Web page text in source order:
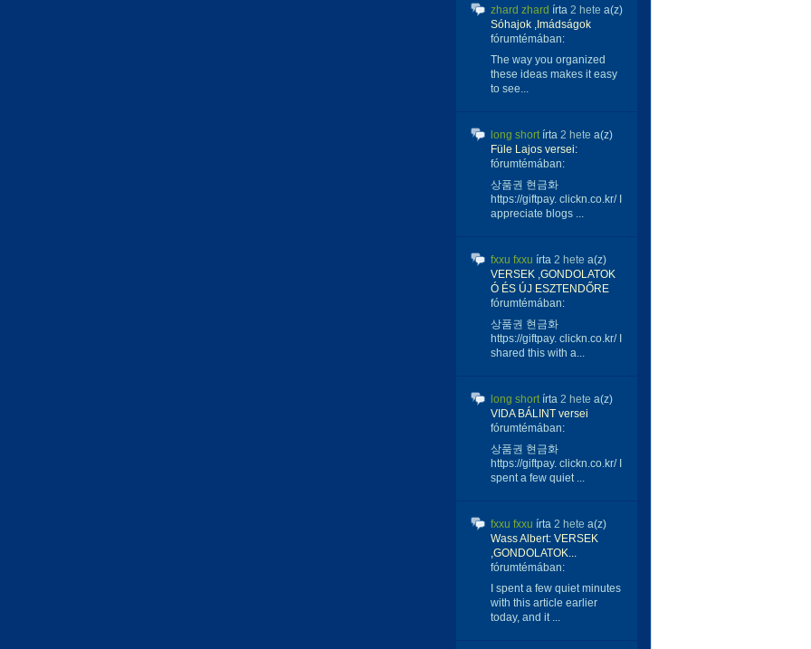
zhard zhard írta 2 hete a(z)
Sóhajok ,Imádságok
fórumtémában:
The way you organized
these ideas makes it easy
to see...
long shortírta 2 hete a(z)
Füle Lajos versei:
fórumtémában:
상품권 현금화
https://giftpay. clickn.co.kr/ I
appreciate blogs ...
fxxu fxxu írta 2 hete a(z)
VERSEK ,GONDOLATOK
Ó ÉS ÚJ ESZTENDŐRE
fórumtémában:
상품권 현금화
https://giftpay. clickn.co.kr/ I
shared this with a...
long shortírta 2 hete a(z)
VIDA BÁLINT versei
fórumtémában:
상품권 현금화
https://giftpay. clickn.co.kr/ I
spent a few quiet ...
fxxu fxxu írta 2 hete a(z)
Wass Albert: VERSEK
,GONDOLATOK...
fórumtémában:
I spent a few quiet minutes
with this article earlier
today, and it ...